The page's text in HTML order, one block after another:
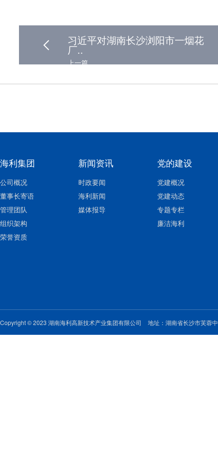
习近平对湖南长沙浏阳市一烟花
厂..
上一篇
海利集团
公司概况
董事长寄语
管理团队
组织架构
荣誉资质
新闻资讯
时政要闻
海利新闻
媒体报导
党的建设
党建概况
党建动态
专题专栏
廉洁海利
Copyright © 2023 湖南海利高新技术产业集团有限公司 地址：湖南省长沙市芙蓉